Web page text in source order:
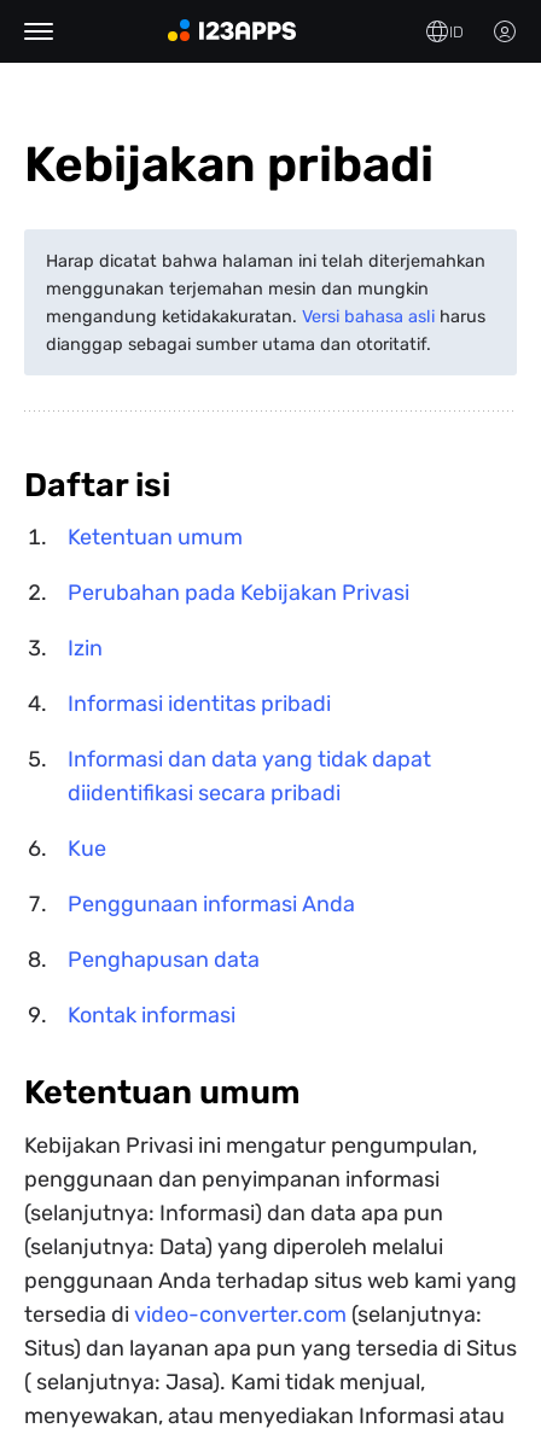
ID
Kebijakan pribadi
Harap dicatat bahwa halaman ini telah diterjemahkan
menggunakan terjemahan mesin dan mungkin
mengandung ketidakakuratan. Versi bahasa asli harus
dianggap sebagai sumber utama dan otoritatif.
Daftar isi
Ketentuan umum
Perubahan pada Kebijakan Privasi
Izin
Informasi identitas pribadi
Informasi dan data yang tidak dapat
diidentifikasi secara pribadi
Kue
Penggunaan informasi Anda
Penghapusan data
Kontak informasi
Ketentuan umum
Kebijakan Privasi ini mengatur pengumpulan,
penggunaan dan penyimpanan informasi
(selanjutnya: Informasi) dan data apa pun
(selanjutnya: Data) yang diperoleh melalui
penggunaan Anda terhadap situs web kami yang
tersedia di video-converter.com (selanjutnya:
Situs) dan layanan apa pun yang tersedia di Situs
( selanjutnya: Jasa). Kami tidak menjual,
menyewakan, atau menyediakan Informasi atau